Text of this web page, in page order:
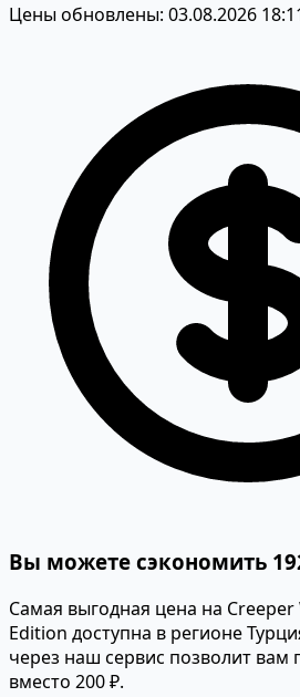
Цены обновлены: 03.08.2026
Вы можете сэкономить
Самая выгодная цена на
Edition доступна в регионе
через наш сервис позволит вам
вместо 200 ₽.